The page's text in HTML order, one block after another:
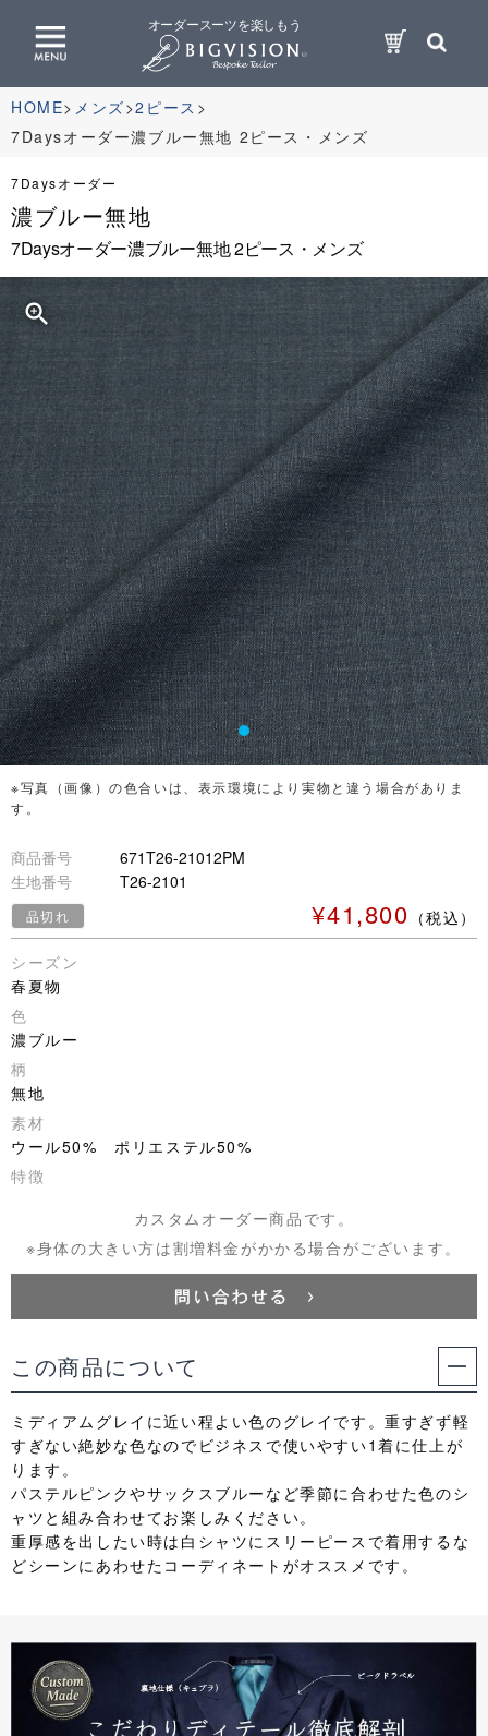
オーダースーツを楽しもう
HOME メンズ 2ピース
7Daysオーダー濃ブルー無地 2ピース・メンズ
7Daysオーダー
濃ブルー無地
7Daysオーダー濃ブルー無地 2ピース・メンズ
zoom_in
※写真（画像）の色合いは、表示環境により実物と違う場合がありま
す。
商品番号
671T26-21012PM
生地番号
T26-2101
¥41,800 （税込）
品切れ
シーズン
春夏物
色
濃ブルー
柄
無地
素材
ウール50% ポリエステル50%
特徴
カスタムオーダー商品です。
※身体の大きい方は割増料金がかかる場合がございます。
この商品について
ミディアムグレイに近い程よい色のグレイです。重すぎず軽
すぎない絶妙な色なのでビジネスで使いやすい1着に仕上が
ります。
パステルピンクやサックスブルーなど季節に合わせた色のシ
ャツと組み合わせてお楽しみください。
重厚感を出したい時は白シャツにスリーピースで着用するな
どシーンにあわせたコーディネートがオススメです。